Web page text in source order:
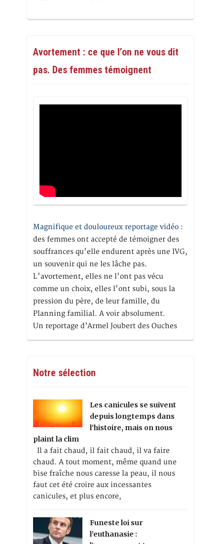
Avortement : ce que l’on ne vous dit
pas. Des femmes témoignent
Magnifique et douloureux reportage vidéo :
des femmes ont accepté de témoigner des
souffrances qu'elle endurent après une IVG,
un souvenir qui ne les lâche pas.
L'avortement, elles ne l'ont pas vécu
comme un choix, elles l'ont subi, sous la
pression du père, de leur famille, du
Planning familial. A voir absolument.
Un reportage d’Armel Joubert des Ouches
Notre sélection
Les canicules se suivent
depuis longtemps dans
l’histoire, mais on nous
plaint la clim
Il a fait chaud, il fait chaud, il va faire
chaud. A tout moment, même quand une
bise fraîche nous caresse la peau, il nous
faut cet été croire aux incessantes
canicules, et plus encore,
Funeste loi sur
l’euthanasie :